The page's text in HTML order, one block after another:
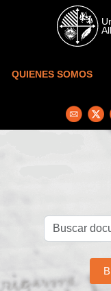
Skip to main content
QUIENES SOMOS